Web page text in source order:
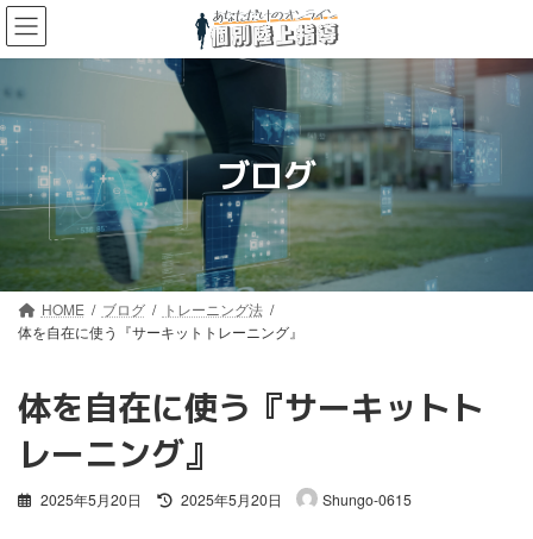
コ
ン
テ
ン
ツ
へ
ス
ッ
ナ
ビ
ゲ
ー
シ
ョ
ン
移
ブログ
HOME ブログ
トレーニング法
体を自在に使う『サーキットトレーニング』
体を自在に使う『サーキットト
レーニング』
2025年5月20日
最
2025年5月20日 Shungo-0615